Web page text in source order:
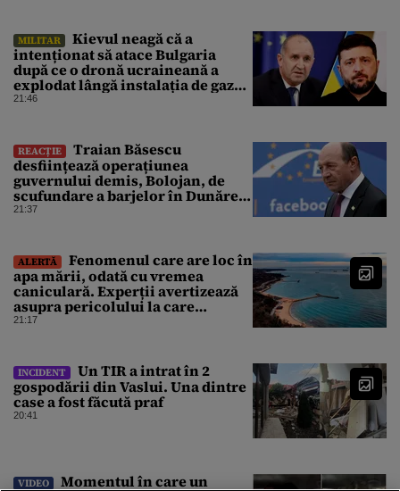
MILITAR
Kievul neagă că a
intenționat să atace Bulgaria
după ce o dronă ucraineană a
explodat lângă instalația de gaz
de la granița României
21:46
REACȚIE
Traian Băsescu
desființează operațiunea
guvernului demis, Bolojan, de
scufundare a barjelor în Dunăre:
„Este o improvizație”
21:37
ALERTĂ
Fenomenul care are loc în
apa mării, odată cu vremea
caniculară. Experții avertizează
asupra pericolului la care
oamenii pot fi expuși
21:17
INCIDENT
Un TIR a intrat în 2
gospodării din Vaslui. Una dintre
case a fost făcută praf
20:41
VIDEO
Momentul în care un